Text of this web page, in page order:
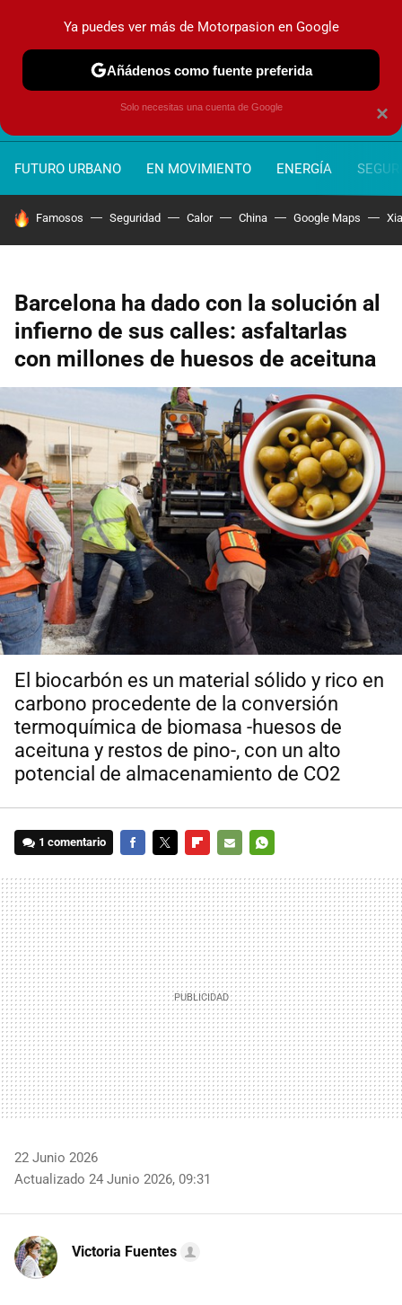
FUTURO URBANO EN MOVIMIENTO ENERGÍA
HOY SE HABLA DE
Famosos Seguridad Calor China Google Maps
Barcelona ha dado con la solución al
infierno de sus calles: asfaltarlas
con millones de huesos de aceituna
El biocarbón es un material sólido y rico en
carbono procedente de la conversión
termoquímica de biomasa -huesos de
aceituna y restos de pino-, con un alto
potencial de almacenamiento de CO2
1 comentario
MAIL
22 Junio 2026
Actualizado 24 Junio 2026, 09:31
Victoria Fuentes
×
Ya puedes ver más de Motorpasion en Google
Añádenos como fuente preferida
Solo necesitas una cuenta de Google